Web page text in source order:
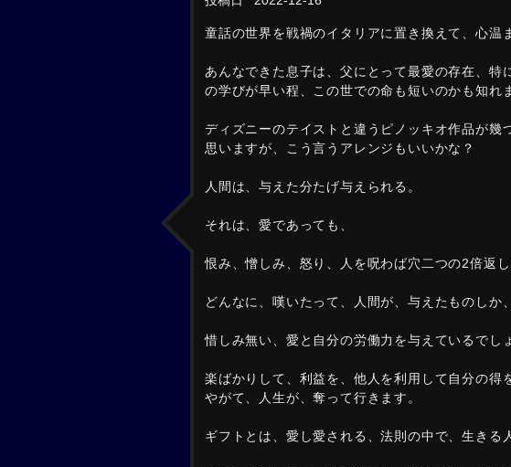
童話の世界を戦禍のイタリアに置き換えて、心温
あんなできた息子は、父にとって最愛の存在、特
の学びが早い程、この世での命も短いのかも知れ
ディズニーのテイストと違うピノッキオ作品が幾
思いますが、こう言うアレンジもいいかな？
人間は、与えた分たげ与えられる。
それは、愛であっても、
恨み、憎しみ、怒り、人を呪わば穴二つの2倍返し
どんなに、嘆いたって、人間が、与えたものしか
惜しみ無い、愛と自分の労働力を与えているでし
楽ばかりして、利益を、他人を利用して自分の得
やがて、人生が、奪って行きます。
ギフトとは、愛し愛される、法則の中で、生きる